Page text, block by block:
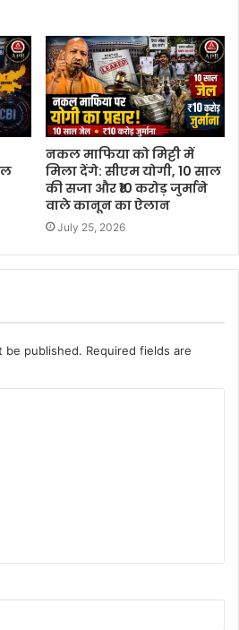
नकल माफिया को मिट्टी में
मिला देंगे: सीएम योगी, 10 साल
की सजा और ₹10 करोड़ जुर्माने
वाले कानून का ऐलान
July 25, 2026
be published. Required fields are